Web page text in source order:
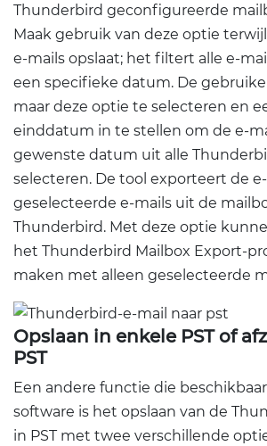
Thunderbird geconfigureerde
Maak gebruik van deze optie
e-mails opslaat; het filtert alle e-
een specifieke datum. De
maar deze optie te selecteren en
einddatum in te stellen om de e-
gewenste datum uit alle
selecteren. De tool exporteert de
geselecteerde e-mails uit de
Thunderbird. Met deze optie
het Thunderbird Mailbox Export-
maken met alleen geselecteerde
Opslaan in enkele PST of
PST
Een andere functie die
software is het opslaan van de
in PST met twee verschillende